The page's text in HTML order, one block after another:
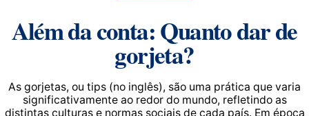
Além da conta: Quanto dar de
gorjeta?
As gorjetas, ou tips (no inglês), são uma prática que varia
significativamente ao redor do mundo, refletindo as
distintas culturas e normas sociais de cada país. Em época